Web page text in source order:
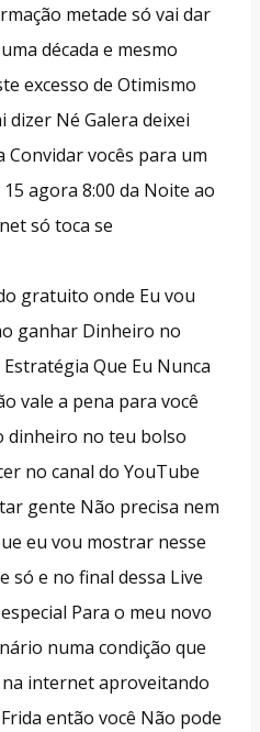
metade só vai dar
década e mesmo
excesso de Otimismo
Né Galera deixei
vocês para um
agora 8:00 da Noite ao
só toca se
gratuito onde Eu vou
ganhar Dinheiro no
Que Eu Nunca
vale a pena para você
dinheiro no teu bolso
no canal do YouTube
gente Não precisa nem
eu vou mostrar nesse
só e no final dessa Live
Para o meu novo
numa condição que
internet aproveitando
então você Não pode